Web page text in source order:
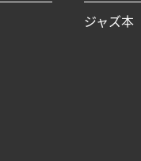
ジャズ本